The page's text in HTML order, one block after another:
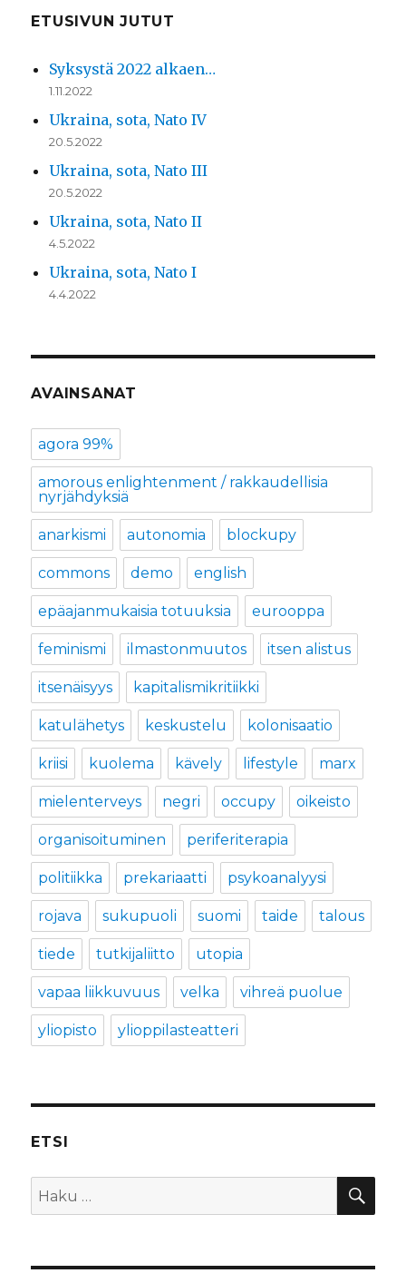
ETUSIVUN JUTUT
Syksystä 2022 alkaen…
1.11.2022
Ukraina, sota, Nato IV
20.5.2022
Ukraina, sota, Nato III
20.5.2022
Ukraina, sota, Nato II
4.5.2022
Ukraina, sota, Nato I
4.4.2022
AVAINSANAT
agora 99%
amorous enlightenment / rakkaudellisia
nyrjähdyksiä
anarkismi autonomia blockupy
commons demo english
epäajanmukaisia totuuksia eurooppa
feminismi ilmastonmuutos itsen alistus
itsenäisyys kapitalismikritiikki
katulähetys keskustelu kolonisaatio
kriisi kuolema kävely lifestyle marx
mielenterveys negri occupy oikeisto
organisoituminen periferiterapia
politiikka prekariaatti psykoanalyysi
rojava sukupuoli suomi taide talous
tiede tutkijaliitto utopia
vapaa liikkuvuus velka vihreä puolue
yliopisto ylioppilasteatteri
ETSI
Etsi: